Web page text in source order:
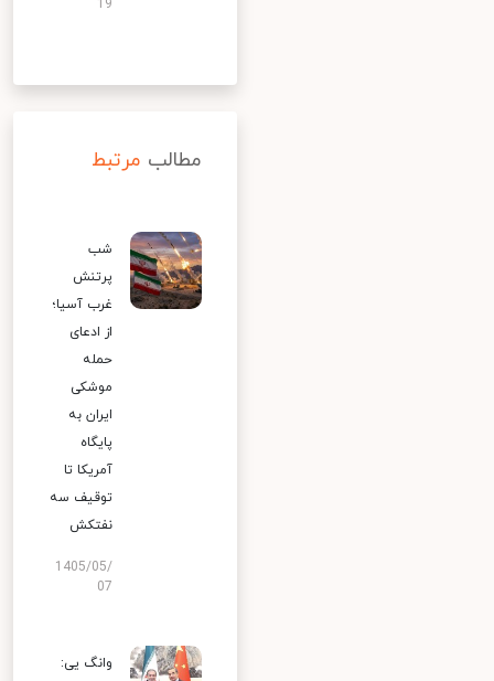
19
مطالب مرتبط
شب
پرتنش
غرب آسیا؛
از ادعای
حمله
موشکی
ایران به
پایگاه
آمریکا تا
توقیف سه
نفتکش
1405/05/
07
وانگ یی: